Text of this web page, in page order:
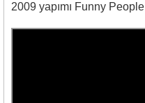
2009 yapımı Funny People